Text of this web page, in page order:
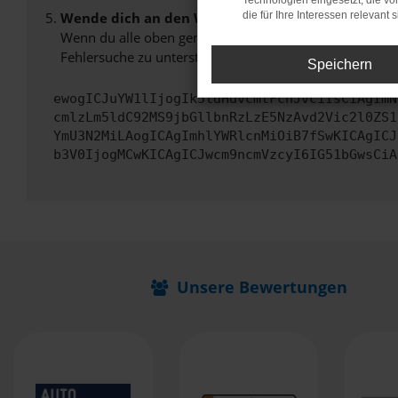
Wende dich an den Webseitenbetreiber.
Wenn du alle oben genannten Schritte versucht hast,
Fehlersuche zu unterstützen:
Unsere Bewertungen
die für Ihre Interessen relevant
Speichern